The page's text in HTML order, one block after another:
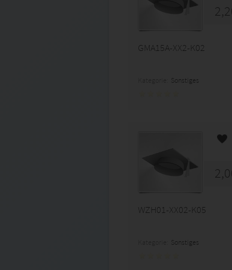
GMA15A-XX2-K02
Sonstiges
WZH01-XX02-K05
Sonstiges